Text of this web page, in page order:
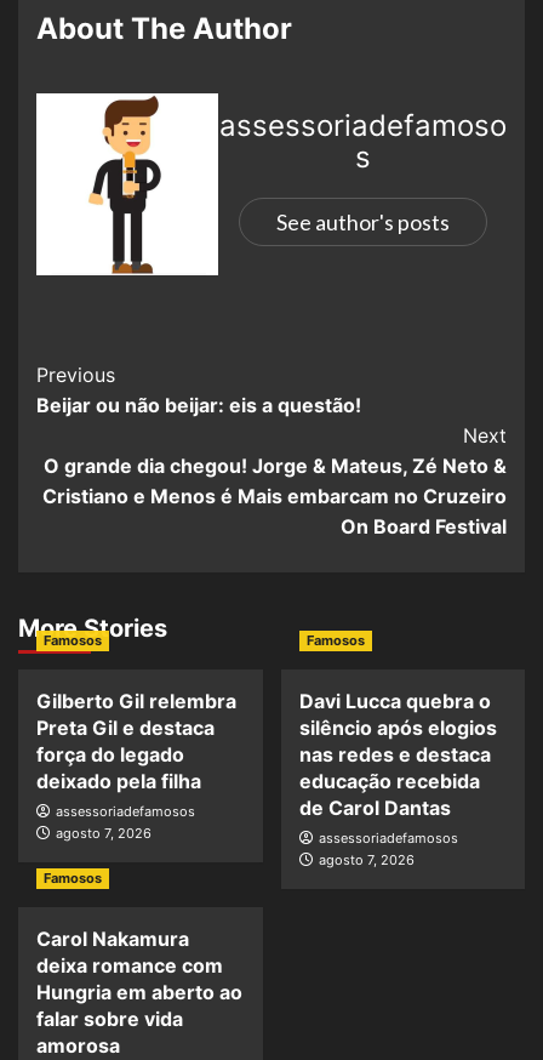
About The Author
assessoriadefamoso
s
See author's posts
Previous
Beijar ou não beijar: eis a questão!
Next
O grande dia chegou! Jorge & Mateus, Zé Neto &
Cristiano e Menos é Mais embarcam no Cruzeiro
On Board Festival
More Stories
Famosos
Gilberto Gil relembra
Preta Gil e destaca
força do legado
deixado pela filha
assessoriadefamosos
agosto 7, 2026
Famosos
Davi Lucca quebra o
silêncio após elogios
nas redes e destaca
educação recebida
de Carol Dantas
assessoriadefamosos
agosto 7, 2026
Famosos
Carol Nakamura
deixa romance com
Hungria em aberto ao
falar sobre vida
amorosa